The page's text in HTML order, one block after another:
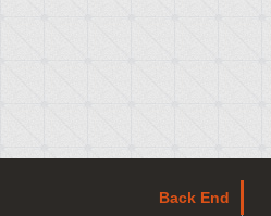
Back End